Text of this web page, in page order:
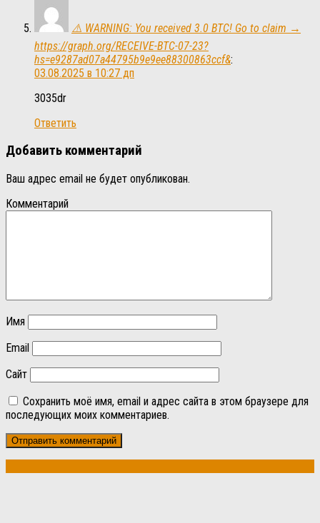
⚠️ WARNING: You received 3.0 BTC! Go to claim →
https://graph.org/RECEIVE-BTC-07-23?
hs=e9287ad07a44795b9e9ee88300863ccf&:
03.08.2025 в 10:27 дп
3035dr
Ответить
Добавить комментарий
Ваш адрес email не будет опубликован.
Комментарий
Имя
Email
Сайт
Сохранить моё имя, email и адрес сайта в этом браузере для
последующих моих комментариев.